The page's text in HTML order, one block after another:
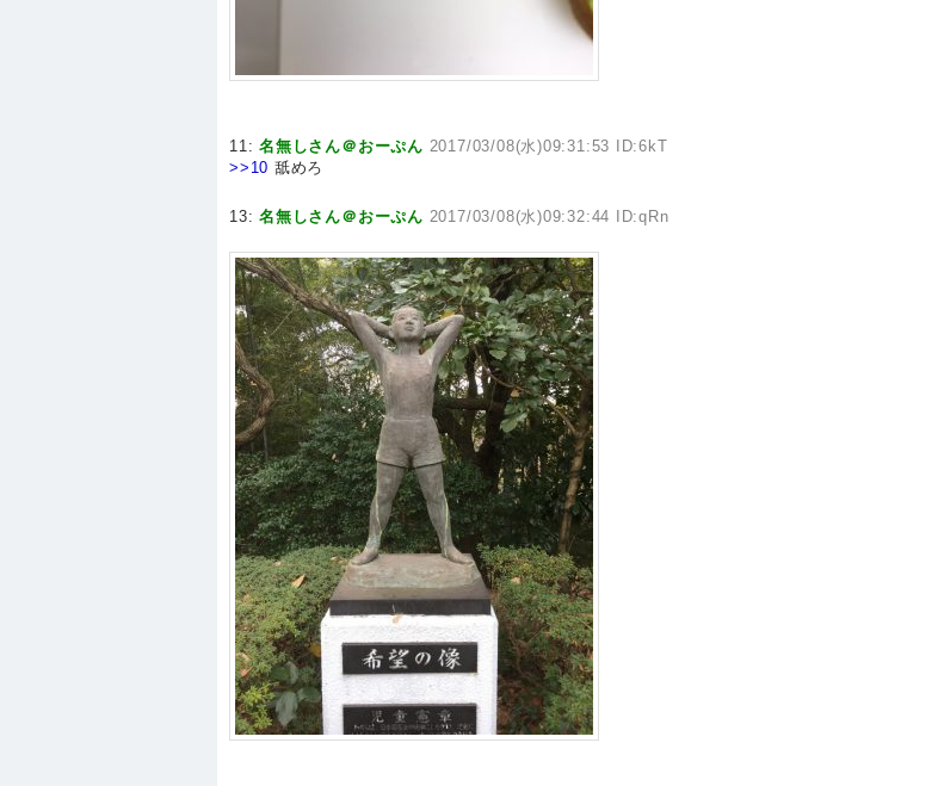
11:名無しさん＠おーぷん 2017/03/08(水)09:31:53 ID:6kT
>>10 舐めろ
13:名無しさん＠おーぷん 2017/03/08(水)09:32:44 ID:qRn